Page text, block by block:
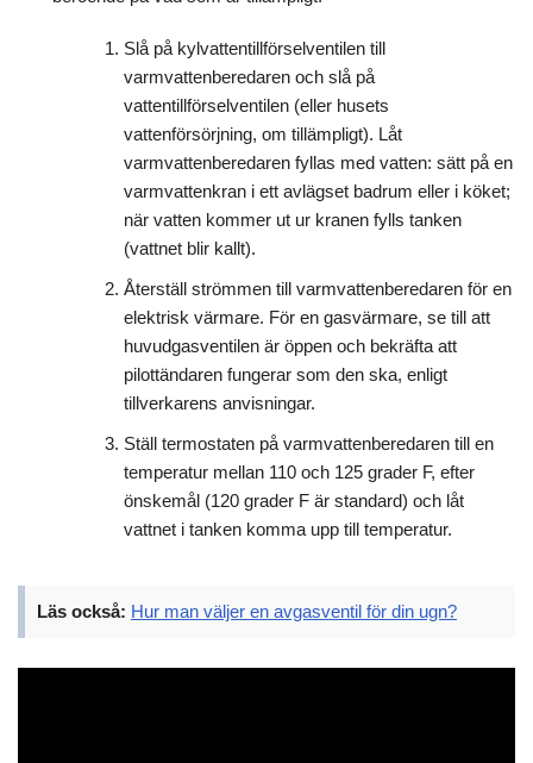
Slå på kylvattentillförselventilen till
varmvattenberedaren och slå på
vattentillförselventilen (eller husets
vattenförsörjning, om tillämpligt). Låt
varmvattenberedaren fyllas med vatten: sätt på en
varmvattenkran i ett avlägset badrum eller i köket;
när vatten kommer ut ur kranen fylls tanken
(vattnet blir kallt).
Återställ strömmen till varmvattenberedaren för en
elektrisk värmare. För en gasvärmare, se till att
huvudgasventilen är öppen och bekräfta att
pilottändaren fungerar som den ska, enligt
tillverkarens anvisningar.
Ställ termostaten på varmvattenberedaren till en
temperatur mellan 110 och 125 grader F, efter
önskemål (120 grader F är standard) och låt
vattnet i tanken komma upp till temperatur.
Läs också: Hur man väljer en avgasventil för din ugn?